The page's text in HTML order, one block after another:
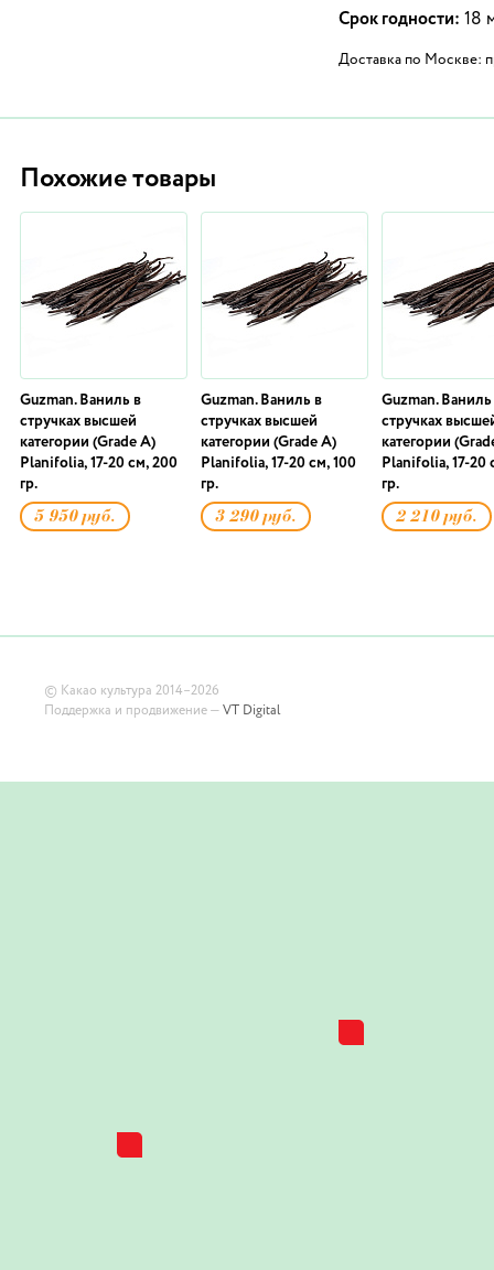
Срок годности: 18
Доставка по Москве:
Похожие товары
Guzman. Ваниль в
стручках высшей
категории (Grade A)
Planifolia, 17-20 см, 200
гр.
5 950 руб.
Guzman. Ваниль в
стручках высшей
категории (Grade A)
Planifolia, 17-20 см, 100
гр.
3 290 руб.
Guzman. Ваниль
стручках
категории
Planifolia, 17-20
гр.
2 210 руб.
© Какао культура 2014–2026
Поддержка и продвижение — VT Digital